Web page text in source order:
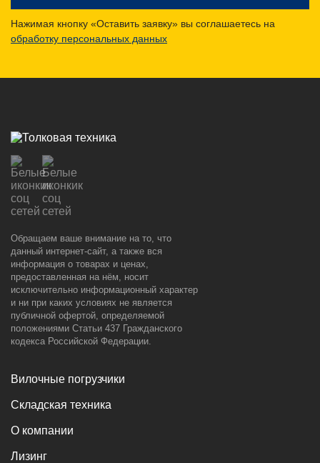
Нажимая кнопку «Оставить заявку» вы соглашаетесь на
обработку персональных данных
Обращаем ваше внимание на то, что
данный интернет-сайт, а также вся
информация о товарах и ценах,
предоставленная на нём, носит
исключительно информационный характер
и ни при каких условиях не является
публичной офертой, определяемой
положениями Статьи 437 Гражданского
кодекса Российской Федерации.
Вилочные погрузчики
Складская техника
О компании
Лизинг